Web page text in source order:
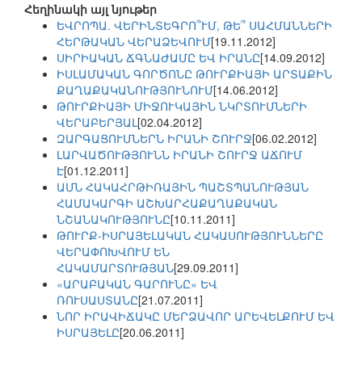
Հեղինակի այլ նյութեր
ԵՎՐՈՊԱ. ՎԵՐԻՆՏԵԳՐՈ՞ՒՄ, ԹԵ՞ ՍԱՀՄԱՆՆԵՐԻ
ՀԵՐԹԱԿԱՆ ՎԵՐԱՁԵՎՈՒՄ[19.11.2012]
ՍԻՐԻԱԿԱՆ ՃԳՆԱԺԱՄԸ ԵՎ ԻՐԱՆԸ[14.09.2012]
ԻՍԼԱՄԱԿԱՆ ԳՈՐԾՈՆԸ ԹՈՒՐՔԻԱՅԻ ԱՐՏԱՔԻՆ
ՔԱՂԱՔԱԿԱՆՈՒԹՅՈՒՆՈՒՄ[14.06.2012]
ԹՈՒՐՔԻԱՅԻ ՄԻՋՈՒԿԱՅԻՆ ՆԿՐՏՈՒՄՆԵՐԻ
ՎԵՐԱԲԵՐՅԱԼ[02.04.2012]
ԶԱՐԳԱՑՈՒՄՆԵՐՆ ԻՐԱՆԻ ՇՈՒՐՋ[06.02.2012]
ԼԱՐՎԱԾՈՒԹՅՈՒՆՆ ԻՐԱՆԻ ՇՈՒՐՋ ԱՃՈՒՄ
Է[01.12.2011]
ԱՄՆ ՀԱԿԱՀՐԹԻՌԱՅԻՆ ՊԱՇՏՊԱՆՈՒԹՅԱՆ
ՀԱՄԱԿԱՐԳԻ ԱՇԽԱՐՀԱՔԱՂԱՔԱԿԱՆ
ՆՇԱՆԱԿՈՒԹՅՈՒՆԸ[10.11.2011]
ԹՈՒՐՔ-ԻՍՐԱՅԵԼԱԿԱՆ ՀԱԿԱՍՈՒԹՅՈՒՆՆԵՐԸ
ՎԵՐԱՓՈԽՎՈՒՄ ԵՆ
ՀԱԿԱՄԱՐՏՈՒԹՅԱՆ[29.09.2011]
«ԱՐԱԲԱԿԱՆ ԳԱՐՈՒՆԸ» ԵՎ
ՌՈՒՍԱՍՏԱՆԸ[21.07.2011]
ՆՈՐ ԻՐԱՎԻՃԱԿԸ ՄԵՐՁԱՎՈՐ ԱՐԵՎԵԼՔՈՒՄ ԵՎ
ԻՍՐԱՅԵԼԸ[20.06.2011]